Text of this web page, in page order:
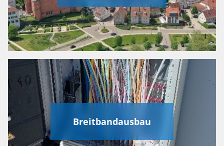
Breitbandausbau